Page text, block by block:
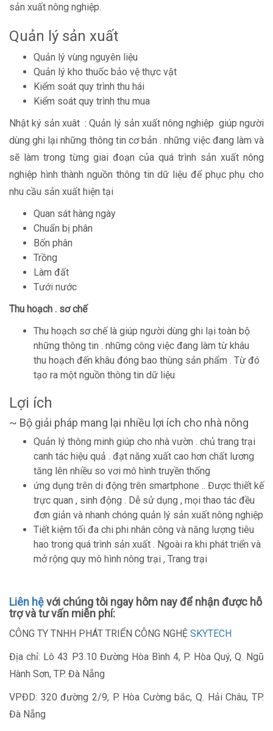
sản xuất nông nghiệp.
Quản lý sản xuất
Quản lý vùng nguyên liệu
Quản lý kho thuốc bảo vệ thực vật
Kiểm soát quy trình thu hái
Kiểm soát quy trình thu mua
Nhật ký sản xuât : Quản lý sản xuất nông nghiệp giúp người
dùng ghi lại những thông tin cơ bản . những việc đang làm và
sẽ làm trong từng giai đoạn của quá trình sản xuất nông
nghiệp hình thành nguồn thông tin dữ liệu để phục phụ cho
nhu cầu sản xuất hiện tại
Quan sát hàng ngày
Chuẩn bị phân
Bốn phân
Trồng
Làm đất
Tưới nước
Thu hoạch . sơ chế
Thu hoạch sơ chế là giúp người dùng ghi lại toàn bộ
những thông tin . những công việc đang làm từ khâu
thu hoạch đến khâu đóng bao thùng sản phẩm . Từ đó
tạo ra một nguồn thông tin dữ liệu
Lợi ích
~ Bộ giải pháp mang lại nhiều lợi ích cho nhà nông
Quản lý thông minh giúp cho nhà vườn . chủ trang trại
canh tác hiệu quả . đạt năng xuất cao hơn chất lương
tăng lên nhiều so vơi mô hình truyền thống
ứng dụng trên di động trên smartphone .. Được thiết kế
trực quan , sinh động . Dễ sử dụng , mọi thao tác đều
đơn giản và nhanh chóng quản lý sản xuất nông nghiệp
Tiết kiệm tối đa chi phi nhân công và năng lượng tiêu
hao trong quá trình sản xuất . Ngoài ra khi phát triển và
mở rộng quy mô hình nông trại , Trang trại
Liên hệvới chúng tôi ngay hôm nay để nhận được hỗ
trợ và tư vấn miễn phí:
CÔNG TY TNHH PHÁT TRIỂN CÔNG NGHỆ SKYTECH
Địa chỉ: Lô 43 P3.10 Đường Hòa Bình 4, P. Hòa Quý, Q. Ngũ
Hành Sơn, TP. Đà Nẵng
VPĐD: 320 đường 2/9, P. Hòa Cường bắc, Q. Hải Châu, TP.
Đà Nẵng